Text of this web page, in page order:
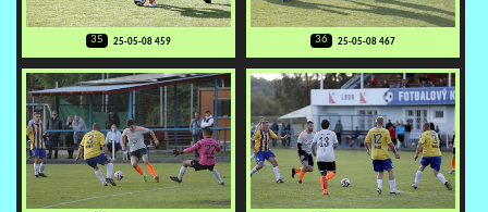
35 25-05-08 459 36 25-05-08 467